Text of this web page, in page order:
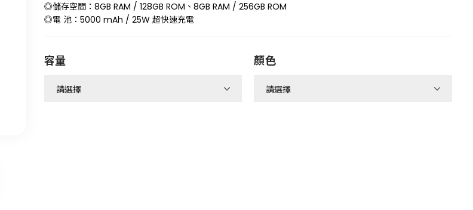
◎儲存空間：8GB RAM / 128GB ROM、8GB RAM / 256GB ROM
◎電 池：5000 mAh / 25W 超快速充電
容量 顏色